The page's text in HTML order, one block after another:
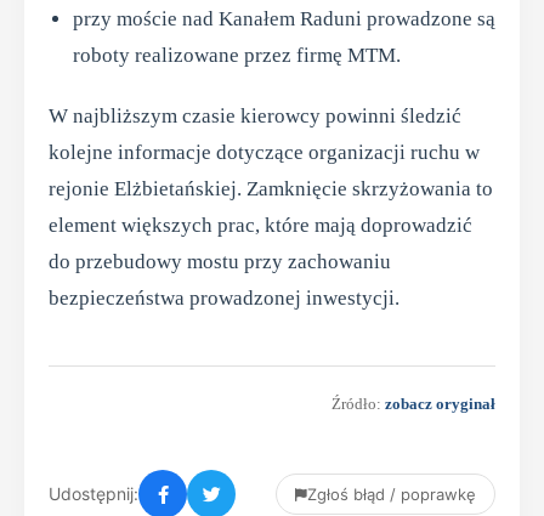
przy moście nad Kanałem Raduni prowadzone są
roboty realizowane przez firmę MTM.
W najbliższym czasie kierowcy powinni śledzić
kolejne informacje dotyczące organizacji ruchu w
rejonie Elżbietańskiej. Zamknięcie skrzyżowania to
element większych prac, które mają doprowadzić
do przebudowy mostu przy zachowaniu
bezpieczeństwa prowadzonej inwestycji.
Źródło: zobacz oryginał
Udostępnij: Zgłoś błąd / poprawkę